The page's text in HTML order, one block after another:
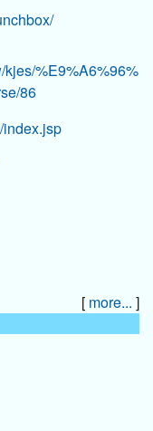
[ more... ]